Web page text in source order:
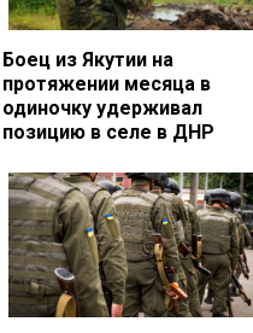
Боец из Якутии на
протяжении месяца в
одиночку удерживал
позицию в селе в ДНР